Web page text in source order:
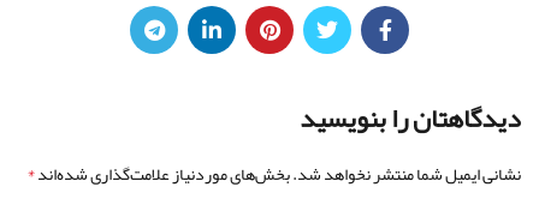
دیدگاهتان را بنویسید
نشانی ایمیل شما منتشر نخواهد شد.بخش‌های موردنیاز علامت‌گذاری شده‌اند*